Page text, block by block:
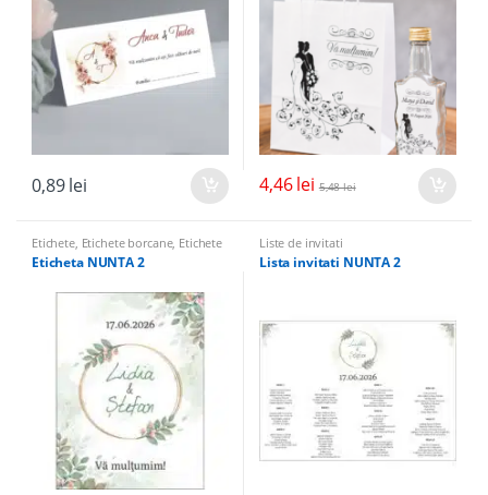
0,89lei 4,46lei 5,48lei
Etichete, Etichete borcane, Etichete
sticle
Eticheta NUNTA 2
Liste de invitati
Lista invitati NUNTA 2